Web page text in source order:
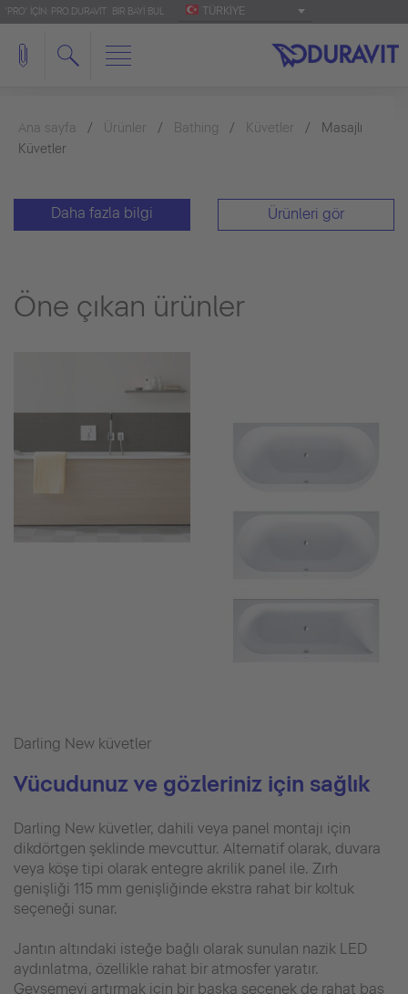
'PRO' IÇIN: PRO.DURAVIT BIR BAYI BUL TÜRKIYE
Ana sayfa Ürünler Bathing Küvetler
Masajlı
Küvetler
Daha fazla bilgi Ürünleri gör
Öne çıkan ürünler
Darling New küvetler
Vücudunuz ve gözleriniz için sağlık
Darling New küvetler, dahili veya panel montajı için
dikdörtgen şeklinde mevcuttur. Alternatif olarak, duvara
veya köşe tipi olarak entegre akrilik panel ile. Zırh
genişliği 115 mm genişliğinde ekstra rahat bir koltuk
seçeneği sunar.
Jantın altındaki isteğe bağlı olarak sunulan nazik LED
aydınlatma, özellikle rahat bir atmosfer yaratır.
Gevşemeyi artırmak için bir başka seçenek de rahat baş